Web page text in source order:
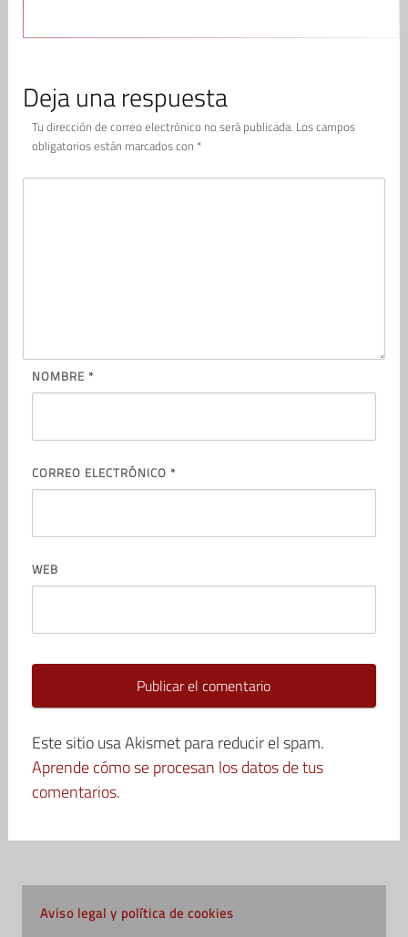
Deja una respuesta
Tu dirección de correo electrónico no será publicada. Los campos
obligatorios están marcados con *
NOMBRE *
CORREO ELECTRÓNICO *
WEB
Este sitio usa Akismet para reducir el spam.
Aprende cómo se procesan los datos de tus
comentarios.
Aviso legal y política de cookies